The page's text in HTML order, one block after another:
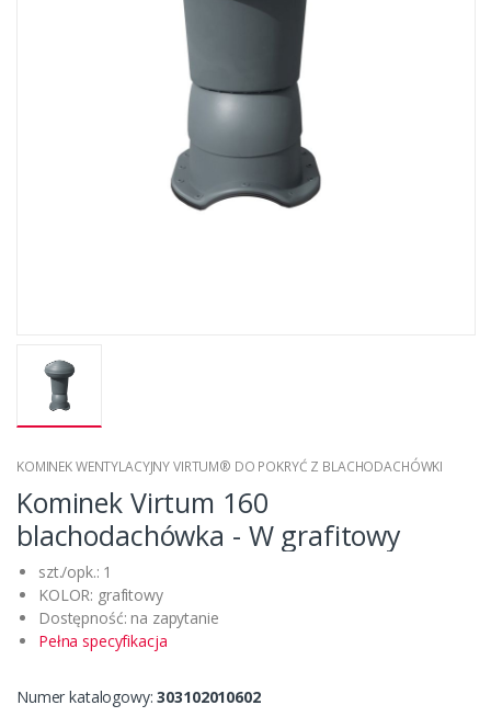
KOMINEK WENTYLACYJNY VIRTUM® DO POKRYĆ Z BLACHODACHÓWKI
Kominek Virtum 160
blachodachówka - W grafitowy
szt./opk.: 1
KOLOR: grafitowy
Dostępność: na zapytanie
Pełna specyfikacja
Numer katalogowy:303102010602